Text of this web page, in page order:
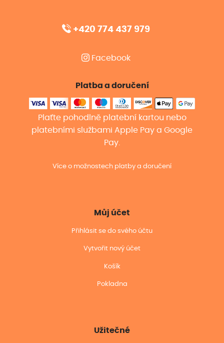
+420 774 437 979
Facebook
Platba a doručení
Plaťte pohodlně platební kartou nebo
platebními službami Apple Pay a Google
Pay.
Více o možnostech platby a doručení
Můj účet
Přihlásit se do svého účtu
Vytvořit nový účet
Košík
Pokladna
Užitečné